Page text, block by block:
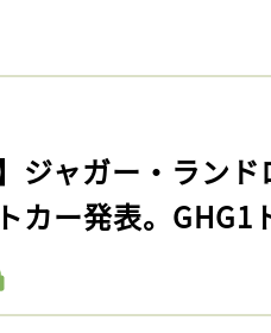
ジャガー・ラン
カー発表。GHG1
ログイン
会員登録